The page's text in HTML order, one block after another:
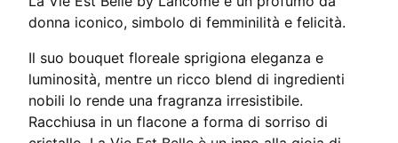
9
€
a
1
donna iconico, simbolo di femminilità e felicità.
Il suo bouquet floreale sprigiona eleganza e
luminosità, mentre un ricco blend di ingredienti
nobili lo rende una fragranza irresistibile.
Racchiusa in un flacone a forma di sorriso di